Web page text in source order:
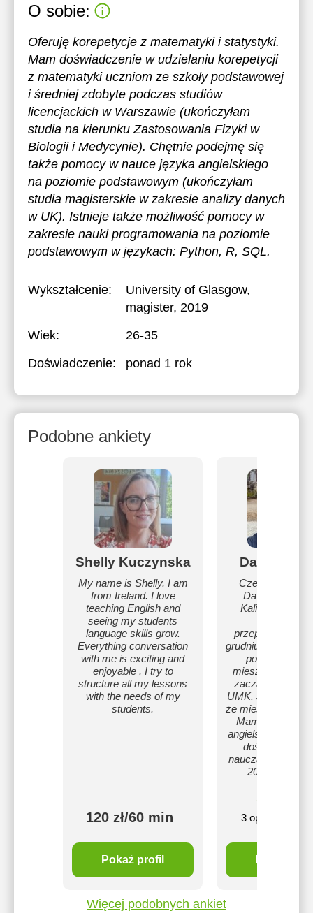
O sobie:
Oferuję korepetycje z matematyki i statystyki.
Mam doświadczenie w udzielaniu korepetycji
z matematyki uczniom ze szkoły podstawowej
i średniej zdobyte podczas studiów
licencjackich w Warszawie (ukończyłam
studia na kierunku Zastosowania Fizyki w
Biologii i Medycynie). Chętnie podejmę się
także pomocy w nauce języka angielskiego
na poziomie podstawowym (ukończyłam
studia magisterskie w zakresie analizy danych
w UK). Istnieje także możliwość pomocy w
zakresie nauki programowania na poziomie
podstawowym w językach: Python, R, SQL.
Wykształcenie: University of Glasgow,
magister, 2019
Wiek:
26-35
Doświadczenie:
ponad 1 rok
Podobne ankiety
Shelly Kuczynska
My name is Shelly. I am
from Ireland. I love
teaching English and
seeing my students
language skills grow.
Everything conversation
with me is exciting and
enjoyable . I try to
structure all my lessons
with the needs of my
students.
120 zł/60 min
Pokaż profil
David
Cześć! Mam
David i
Kalifornii w
grudniu ubiegłego
ponad 20 lat
mieszkałem w
zacząłem
UMK. Jestem
że mieszkam w
Mam dyplom z
angielskiego z
nauczaniu, a
20 lat w
3 opinie
Więcej podobnych ankiet